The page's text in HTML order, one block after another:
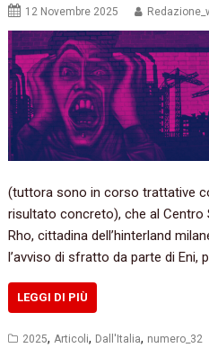
12 Novembre 2025
(tuttora sono in corso trattative
risultato concreto), che al Centro
Rho, cittadina dell’hinterland
l’avviso di sfratto da parte di Eni,
LEGGI DI PIÙ
2025,Articoli, Dall'Italia, numero_32